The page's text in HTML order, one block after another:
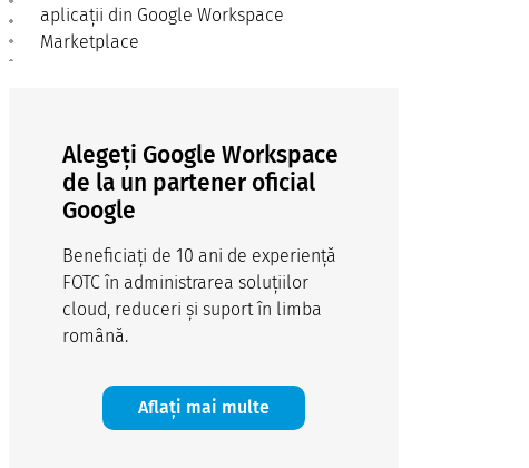
aplicații din Google Workspace
Marketplace
Alegeți Google Workspace
de la un partener oficial
Google
Beneficiați de 10 ani de experiență
FOTC în administrarea soluțiilor
cloud, reduceri și suport în limba
română.
Aflați mai multe